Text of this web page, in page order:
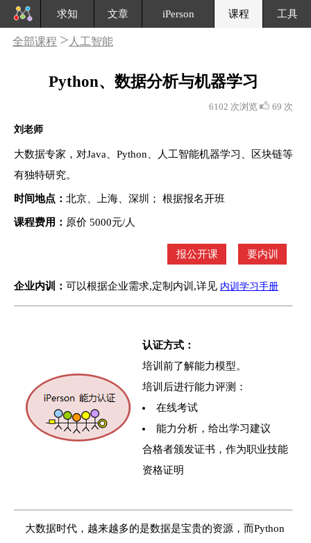
求知 文章 iPerson 课程 工具
全部课程 > 人工智能
Python、数据分析与机器学习
6102 次浏览 69 次
刘老师
大数据专家，对Java、Python、人工智能机器学习、区块链等
有独特研究。
时间地点： 北京、上海、深圳； 根据报名开班
课程费用： 原价 5000元/人
报公开课 要内训
企业内训： 可以根据企业需求,定制内训,详见 内训学习手册
认证方式：
培训前了解能力模型。
培训后进行能力评测：
在线考试
能力分析，给出学习建议
合格者颁发证书，作为职业技能
资格证明
大数据时代，越来越多的是数据是宝贵的资源，而Python